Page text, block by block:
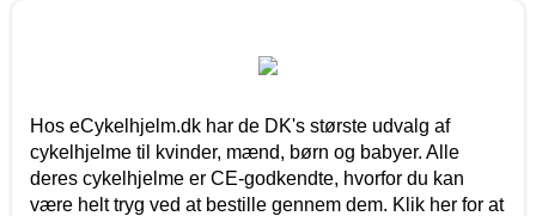
Hos eCykelhjelm.dk har de DK's største udvalg af
cykelhjelme til kvinder, mænd, børn og babyer. Alle
deres cykelhjelme er CE-godkendte, hvorfor du kan
være helt tryg ved at bestille gennem dem. Klik her for at